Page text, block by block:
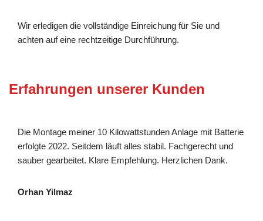
Wir erledigen die vollständige Einreichung für Sie und
achten auf eine rechtzeitige Durchführung.
Erfahrungen unserer Kunden
Die Montage meiner 10 Kilowattstunden Anlage mit Batterie
erfolgte 2022. Seitdem läuft alles stabil. Fachgerecht und
sauber gearbeitet. Klare Empfehlung. Herzlichen Dank.
Orhan Yilmaz